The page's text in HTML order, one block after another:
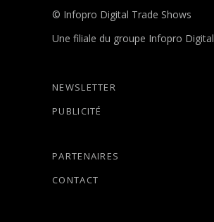
© Infopro Digital Trade Shows
Une filiale du groupe Infopro Digital
NEWSLETTER
PUBLICITÉ
PARTENAIRES
CONTACT